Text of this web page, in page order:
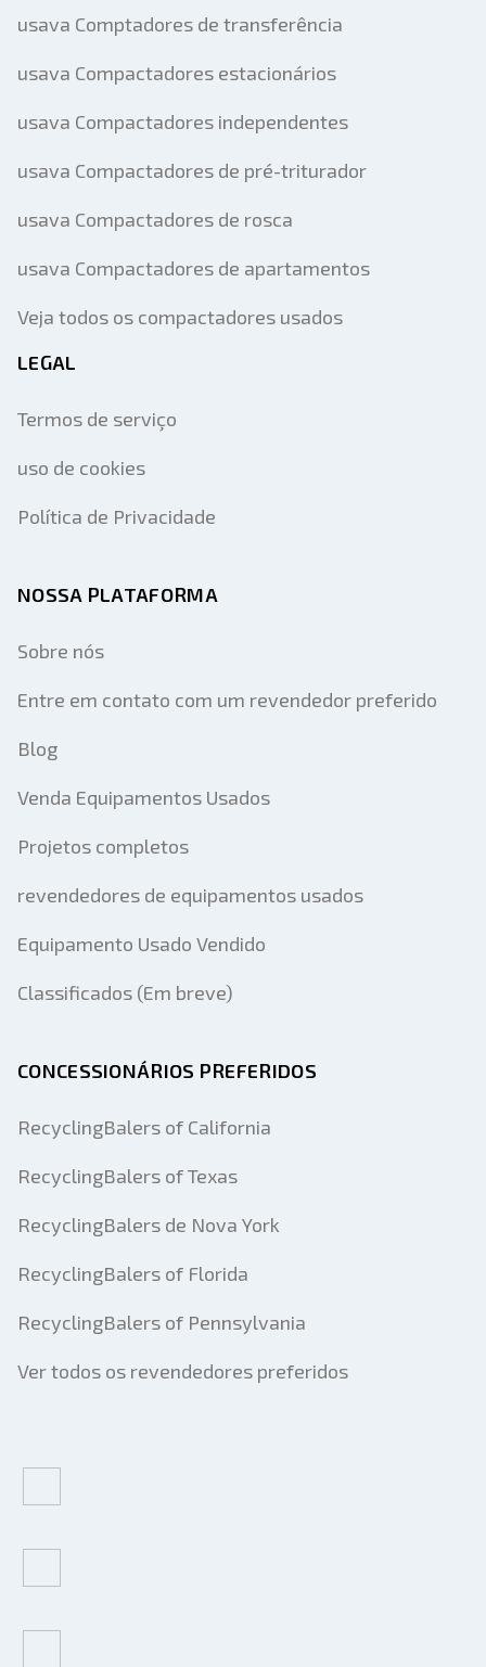
usava Comptadores de transferência
usava Compactadores estacionários
usava Compactadores independentes
usava Compactadores de pré-triturador
usava Compactadores de rosca
usava Compactadores de apartamentos
Veja todos os compactadores usados
LEGAL
Termos de serviço
uso de cookies
Política de Privacidade
NOSSA PLATAFORMA
Sobre nós
Entre em contato com um revendedor preferido
Blog
Venda Equipamentos Usados
Projetos completos
revendedores de equipamentos usados
Equipamento Usado Vendido
Classificados (Em breve)
CONCESSIONÁRIOS PREFERIDOS
RecyclingBalers of California
RecyclingBalers of Texas
RecyclingBalers de Nova York
RecyclingBalers of Florida
RecyclingBalers of Pennsylvania
Ver todos os revendedores preferidos